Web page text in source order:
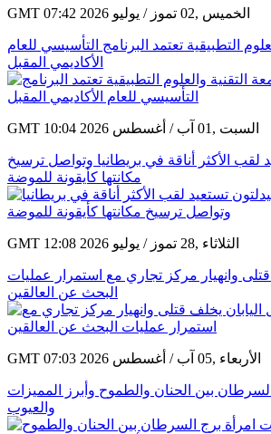
GMT 07:42 2026 الخميس ,02 تموز / يوليو
التطبيقية تعتمد البرنامج التأسيسي للعام
الأكاديمي المقبل
GMT 10:04 2026 السبت ,01 آب / أغسطس
لقب الأكثر أناقة في بريطانيا وتواصل ترسيخ
مكانتها كأيقونة للموضة
GMT 12:08 2026 الثلاثاء ,28 تموز / يوليو
قتلى وانهيار مركز تجاري مع استمرار عمليات
البحث عن العالقين
GMT 07:03 2026 الأربعاء ,05 آب / أغسطس
بين الحنان والطموح وأبرز المميزات
والعيوب